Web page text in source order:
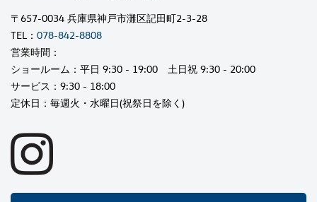
〒657-0034 兵庫県神戸市灘区記田町2-3-28
TEL： 078-842-8808
営業時間：
ショールーム：平日 9:30 - 19:00 土日祝 9:30 - 20:00
サービス：9:30 - 18:00
定休日：毎週火・水曜日(祝祭日を除く)